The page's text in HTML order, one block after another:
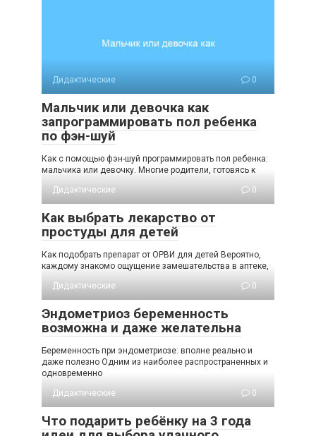
Дидактические 0
Мальчик или девочка как
запрограммировать пол ребенка
по фэн-шуй
Как с помощью фэн-шуй программировать пол ребенка:
мальчика или девочку. Многие родители, готовясь к
Дидактические
0
Как выбрать лекарство от
простуды для детей
Как подобрать препарат от ОРВИ для детей Вероятно,
каждому знакомо ощущение замешательства в аптеке,
Дидактические
0
Эндометриоз беременность
возможна и даже желательна
Беременность при эндометриозе: вполне реально и
даже полезно Одним из наиболее распространенных и
одновременно
Дидактические
0
Что подарить ребёнку на 3 года